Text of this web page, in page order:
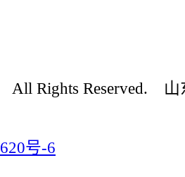
All Rights Reserved. 山
号-6